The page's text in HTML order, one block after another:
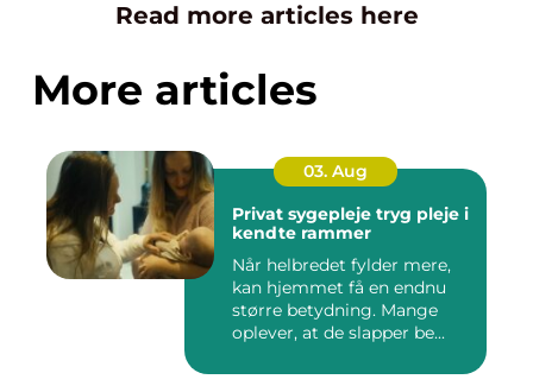
Read more articles here
More articles
03. Aug
Privat sygepleje tryg pleje i
kendte rammer
Når helbredet fylder mere,
kan hjemmet få en endnu
større betydning. Mange
oplever, at de slapper be...